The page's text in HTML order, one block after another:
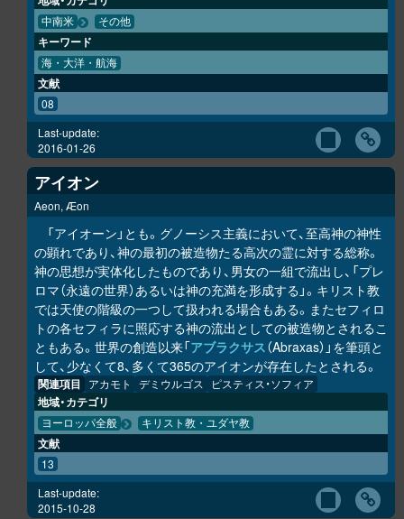
中南米 その他
キーワード
海・大洋・航海
文献
08
Last-update:
2016-01-26
アイオン
Aeon, Æon
「アイオーン」とも。グノーシス主義において、至高神の神性
の顕れであり、神の最初の被造物たる高次の霊に対する総称。
神の思想が実体化したものであり、男女の一組で流出し、「プレ
ロマ（永遠の世界）あるいは神の充満を形成する」。キリスト教
では天使の階級の一つして扱われる場合もある。またセフィロ
トの各セフィラに照応する神の流出としての被造物とされるこ
ともある。世界の創造以来「アブラクサス（Abraxas）」を筆頭と
して、少なくて8、多くて365のアイオンが存在したとされる。
関連項目 アカモト デミウルゴス ピスティス・ソフィア
地域・カテゴリ
ヨーロッパ全般 キリスト教・ユダヤ教
文献
13
Last-update:
2015-10-28